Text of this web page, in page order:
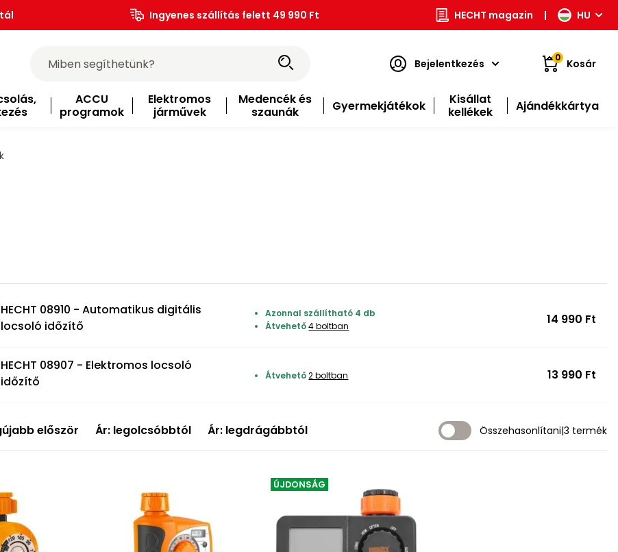
Ingyenes szállítás felett 49 990 Ft HECHT magazin | HU
Bejelentkezés 0 Kosár
ACCU
programok
Elektromos
járművek
Medencék és
szaunák
Gyermekjátékok
Kisállat
kellékek
Ajándékkártya
HECHT 08910 - Automatikus digitális
locsoló időzítő
Azonnal szállítható 4 db
Átvehető4 boltban 14 990 Ft
HECHT 08907 - Elektromos locsoló
időzítő
Átvehető2 boltban 13 990 Ft
először Ár: legolcsóbbtól Ár: legdrágábbtól Összehasonlítani|3 termék
ÚJDONSÁG